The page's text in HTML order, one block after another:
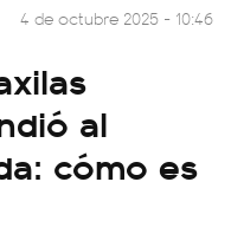
4 de octubre 2025 - 10:46
al
cómo es